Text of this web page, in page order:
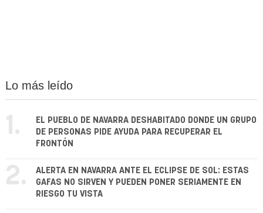
Lo más leído
1.
EL PUEBLO DE NAVARRA DESHABITADO DONDE UN GRUPO
DE PERSONAS PIDE AYUDA PARA RECUPERAR EL
FRONTÓN
2.
ALERTA EN NAVARRA ANTE EL ECLIPSE DE SOL: ESTAS
GAFAS NO SIRVEN Y PUEDEN PONER SERIAMENTE EN
RIESGO TU VISTA